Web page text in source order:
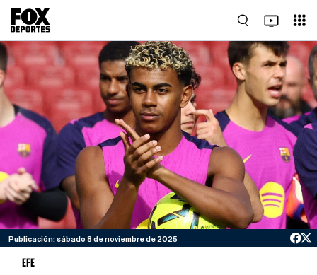
Publicación: sábado 8 de noviembre de 2025
EFE